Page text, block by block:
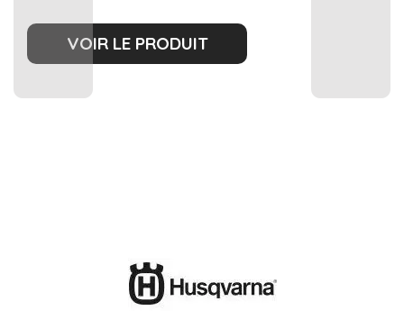
VOIR LE PRODUIT